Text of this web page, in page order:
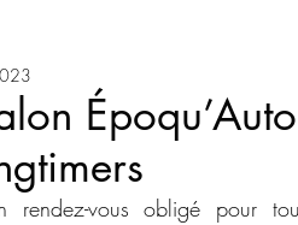
rendez-vous obligé pour